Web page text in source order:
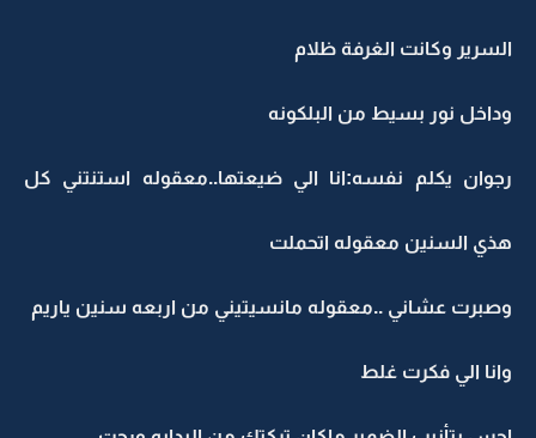
السرير وكانت الغرفة ظلام
وداخل نور بسيط من البلكونه
رجوان يكلم نفسه:انا الي ضيعتها..معقوله استنتني كل
هذي السنين معقوله اتحملت
وصبرت عشاني ..معقوله مانسيتيني من اربعه سنين ياريم
وانا الي فكرت غلط